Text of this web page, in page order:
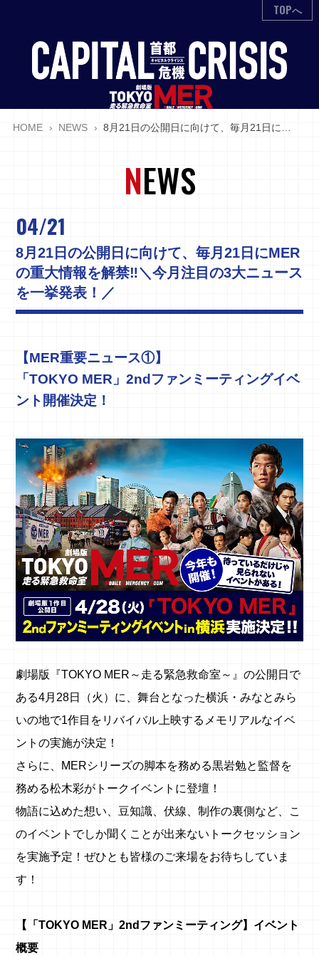
TOPへ
HOME NEWS
NEWS
04/21
8月21日の公開日に向けて、毎月21日にMER
の重大情報を解禁‼＼今月注目の3大ニュース
を一挙発表！／
【MER重要ニュース①】
「TOKYO MER」2ndファンミーティングイベ
ント開催決定！
劇場版『TOKYO MER～走る緊急救命室～』の公開日で
ある4月28日（火）に、舞台となった横浜・みなとみら
いの地で1作目をリバイバル上映するメモリアルなイベ
ントの実施が決定！
さらに、MERシリーズの脚本を務める黒岩勉と監督を
務める松木彩がトークイベントに登壇！
物語に込めた想い、豆知識、伏線、制作の裏側など、こ
のイベントでしか聞くことが出来ないトークセッション
を実施予定！ぜひとも皆様のご来場をお待ちしていま
す！
【「TOKYO MER」2ndファンミーティング】イベント
概要